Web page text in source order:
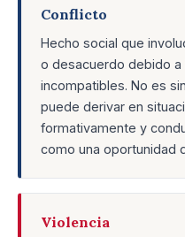
Conflicto
Hecho social que
o desacuerdo debido
incompatibles. No es
puede derivar en
formativamente y
como una oportunidad
Violencia